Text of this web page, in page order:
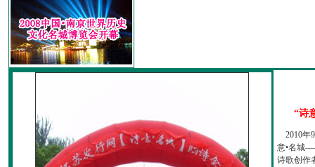
“诗
2010年
意•名城
诗歌创作